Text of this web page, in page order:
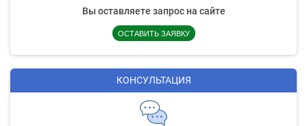
Вы оставляете запрос на сайте
ОСТАВИТЬ ЗАЯВКУ
КОНСУЛЬТАЦИЯ